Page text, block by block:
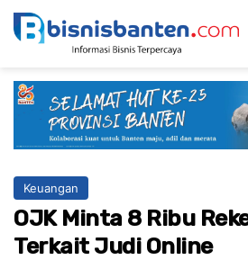
Keuangan
OJK Minta 8 Ribu
Terkait Judi Online